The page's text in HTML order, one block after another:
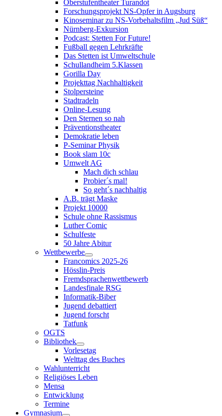
Oberstufentheater Turandot
Forschungsprojekt NS-Opfer in Augsburg
Kinoseminar zu NS-Vorbehaltsfilm „Jud Süß“
Nürnberg-Exkursion
Podcast: Stetten For Future!
Fußball gegen Lehrkräfte
Das Stetten ist Umweltschule
Schullandheim 5.Klassen
Gorilla Day
Projekttag Nachhaltigkeit
Stolpersteine
Stadtradeln
Online-Lesung
Den Sternen so nah
Präventionstheater
Demokratie leben
P-Seminar Physik
Book slam 10c
Umwelt AG
Mach dich schlau
Probier´s mal!
So geht´s nachhaltig
A.B. trägt Maske
Projekt 10000
Schule ohne Rassismus
Luther Comic
Schulfeste
50 Jahre Abitur
Wettbewerbe
Francomics 2025-26
Hösslin-Preis
Fremdsprachenwettbewerb
Landesfinale RSG
Informatik-Biber
Jugend debattiert
Jugend forscht
Tatfunk
OGTS
Bibliothek
Vorlesetag
Welttag des Buches
Wahlunterricht
Religiöses Leben
Mensa
Entwicklung
Termine
Gymnasium